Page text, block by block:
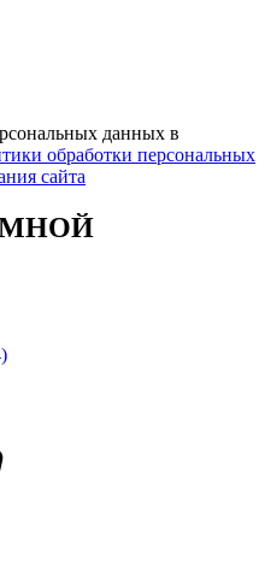
данных в
обработки персональных
сайта